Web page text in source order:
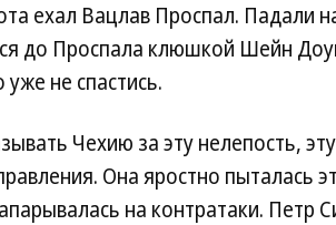
ехал Вацлав Проспал. Падали
до Проспала клюшкой Шейн
не спастись.
Чехию за эту нелепость,
Она яростно пыталась
на контратаки. Петр